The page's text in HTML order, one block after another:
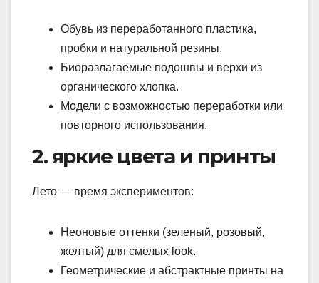
Обувь из переработанного пластика,
пробки и натуральной резины.
Биоразлагаемые подошвы и верхи из
органического хлопка.
Модели с возможностью переработки или
повторного использования.
2. яркие цвета и принты
Лето — время экспериментов:
Неоновые оттенки (зеленый, розовый,
желтый) для смелых look.
Геометрические и абстрактные принты на